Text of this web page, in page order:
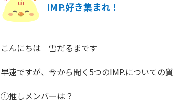
IMP.好き集まれ！
こんにちは　雪だるまです
早速ですが、今から聞く5つのIMP.についての
①推しメンバーは？